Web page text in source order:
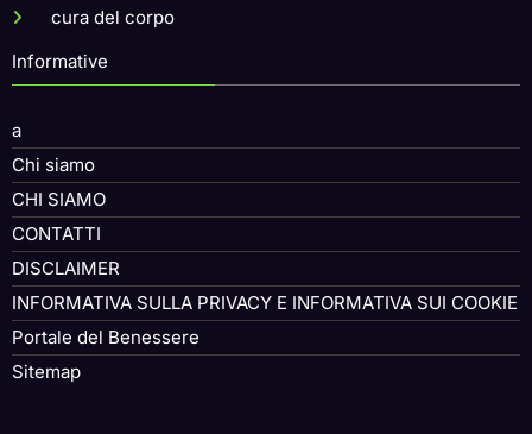
cura del corpo
Informative
a
Chi siamo
CHI SIAMO
CONTATTI
DISCLAIMER
INFORMATIVA SULLA PRIVACY E INFORMATIVA SUI COOKIE
Portale del Benessere
Sitemap